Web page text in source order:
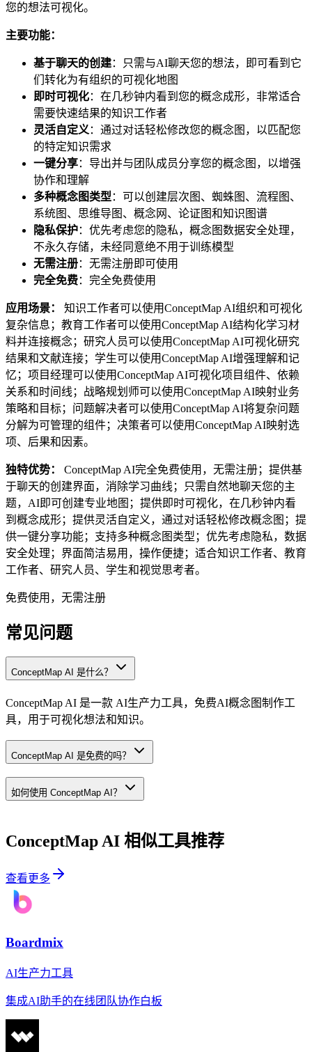
您的想法可视化。
主要功能：
基于聊天的创建：只需与AI聊天您的想法，即可看到它
们转化为有组织的可视化地图
即时可视化：在几秒钟内看到您的概念成形，非常适合
需要快速结果的知识工作者
灵活自定义 ：通过对话轻松修改您的概念图，以匹配您
的特定知识需求
一键分享：导出并与团队成员分享您的概念图，以增强
协作和理解
多种概念图类型 ：可以创建层次图、蜘蛛图、流程图、
系统图、思维导图、概念网、论证图和知识图谱
隐私保护：优先考虑您的隐私，概念图数据安全处理，
不永久存储，未经同意绝不用于训练模型
无需注册：无需注册即可使用
完全免费：完全免费使用
应用场景：
知识工作者可以使用ConceptMap AI组织和可视化
复杂信息；教育工作者可以使用ConceptMap AI结构化学习材
料并连接概念；研究人员可以使用ConceptMap AI可视化研究
结果和文献连接；学生可以使用ConceptMap AI增强理解和记
忆；项目经理可以使用ConceptMap AI可视化项目组件、依赖
关系和时间线；战略规划师可以使用ConceptMap AI映射业务
策略和目标；问题解决者可以使用ConceptMap AI将复杂问题
分解为可管理的组件；决策者可以使用ConceptMap AI映射选
项、后果和因素。
独特优势：
ConceptMap AI完全免费使用，无需注册；提供基
于聊天的创建界面，消除学习曲线；只需自然地聊天您的主
题，AI即可创建专业地图；提供即时可视化，在几秒钟内看
到概念成形；提供灵活自定义，通过对话轻松修改概念图；提
供一键分享功能；支持多种概念图类型；优先考虑隐私，数据
安全处理；界面简洁易用，操作便捷；适合知识工作者、教育
工作者、研究人员、学生和视觉思考者。
免费使用，无需注册
常见问题
ConceptMap AI 是什么？
ConceptMap AI 是一款 AI生产力工具，免费AI概念图制作工
具，用于可视化想法和知识。
ConceptMap AI 是免费的吗？
如何使用 ConceptMap AI？
ConceptMap AI 相似工具推荐
查看更多
Boardmix
AI生产力工具
集成AI助手的在线团队协作白板